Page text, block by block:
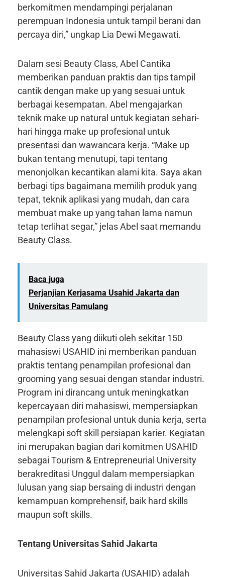
berkomitmen mendampingi perjalanan
perempuan Indonesia untuk tampil berani dan
percaya diri,” ungkap Lia Dewi Megawati.
Dalam sesi Beauty Class, Abel Cantika
memberikan panduan praktis dan tips tampil
cantik dengan make up yang sesuai untuk
berbagai kesempatan. Abel mengajarkan
teknik make up natural untuk kegiatan sehari-
hari hingga make up profesional untuk
presentasi dan wawancara kerja. “Make up
bukan tentang menutupi, tapi tentang
menonjolkan kecantikan alami kita. Saya akan
berbagi tips bagaimana memilih produk yang
tepat, teknik aplikasi yang mudah, dan cara
membuat make up yang tahan lama namun
tetap terlihat segar,” jelas Abel saat memandu
Beauty Class.
Baca juga
Perjanjian Kerjasama Usahid Jakarta dan
Universitas Pamulang
Beauty Class yang diikuti oleh sekitar 150
mahasiswi USAHID ini memberikan panduan
praktis tentang penampilan profesional dan
grooming yang sesuai dengan standar industri.
Program ini dirancang untuk meningkatkan
kepercayaan diri mahasiswi, mempersiapkan
penampilan profesional untuk dunia kerja, serta
melengkapi soft skill persiapan karier. Kegiatan
ini merupakan bagian dari komitmen USAHID
sebagai Tourism & Entrepreneurial University
berakreditasi Unggul dalam mempersiapkan
lulusan yang siap bersaing di industri dengan
kemampuan komprehensif, baik hard skills
maupun soft skills.
Tentang Universitas Sahid Jakarta
Universitas Sahid Jakarta (USAHID) adalah